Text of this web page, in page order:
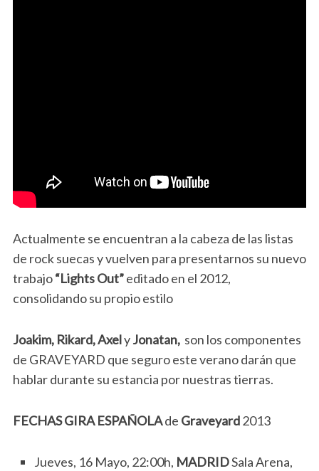
Actualmente se encuentran a la cabeza de las listas
de rock suecas y vuelven para presentarnos su nuevo
trabajo“Lights Out”editado en el 2012,
consolidando su propio estilo
Joakim, Rikard, AxelyJonatan,son los componentes
de GRAVEYARD que seguro este verano darán que
hablar durante su estancia por nuestras tierras.
FECHAS GIRA ESPAÑOLAde Graveyard2013
Jueves, 16 Mayo, 22:00h, MADRIDSala Arena,